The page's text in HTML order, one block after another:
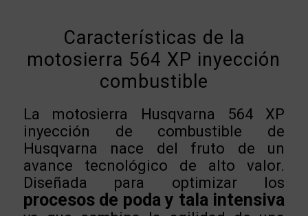
Características de la
motosierra 564 XP inyección
combustible
La motosierra Husqvarna 564 XP
inyección de combustible de
Husqvarna nace del fruto de un
avance tecnológico de alto valor.
Diseñada para optimizar los
procesos de poda y tala intensiva